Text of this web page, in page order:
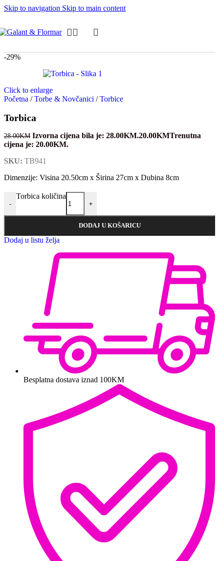
Skip to navigation Skip to main content
-29%
Click to enlarge
Početna / Torbe & Novčanici / Torbice
Torbica
28.00KM Izvorna cijena bila je: 28.00KM.20.00KMTrenutna
cijena je: 20.00KM.
SKU: TB941
Dimenzije: Visina 20.50cm x Širina 27cm x Dubina 8cm
-
Torbica količina
+
DODAJ U KOŠARICU
Dodaj u listu želja
Besplatna dostava iznad 100KM